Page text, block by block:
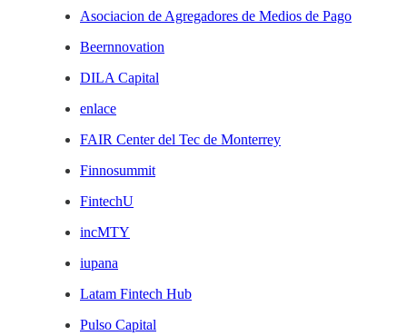
Asociacion de Agregadores de Medios de Pago
Beernnovation
DILA Capital
enlace
FAIR Center del Tec de Monterrey
Finnosummit
FintechU
incMTY
iupana
Latam Fintech Hub
Pulso Capital